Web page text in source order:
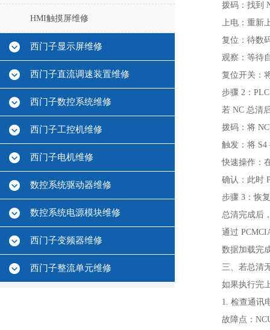
HMI触摸屏维修
西门子显示屏维修
西门子直流调速装置维修
西门子数控系统维修
西门子工控机维修
西门子电机维修
数控系统驱动器维修
数控系统电源模块维修
西门子变频器维修
西门子整流单元维修
拨码‌：找到
上电‌：重新
复位‌：待数
观察‌：等待
复位开关‌：
步骤 2：
若 NC 总清
拨码‌：将
触发‌：将
快速操作‌：
确认‌：此时
步骤 3：恢
总清完成后
通过
数据加载完
三、若总清
如果执行完
1. 检查通讯
故障点‌：